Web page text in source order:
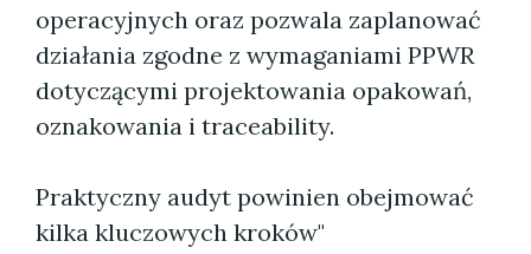
operacyjnych oraz pozwala zaplanować
działania zgodne z wymaganiami PPWR
dotyczącymi projektowania opakowań,
oznakowania i traceability.
Praktyczny audyt powinien obejmować
kilka kluczowych kroków"